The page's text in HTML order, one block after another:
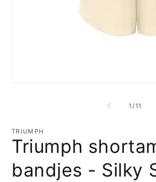
1 /van
11
TRIUMPH
Triumph
bandjes - Silky